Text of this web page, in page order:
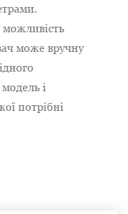
може вручну
і
потрібні